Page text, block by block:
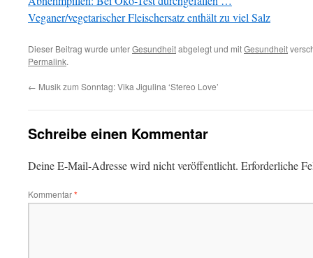
Veganer/vegetarischer Fleischersatz enthält zu viel Salz
Dieser Beitrag wurde unterGesundheitabgelegt und mitGesundheit
Permalink.
← Musik zum Sonntag: Vika Jigulina ‘Stereo Love’
Schreibe einen Kommentar
Deine E-Mail-Adresse wird nicht veröffentlicht. Erforderliche
Kommentar*